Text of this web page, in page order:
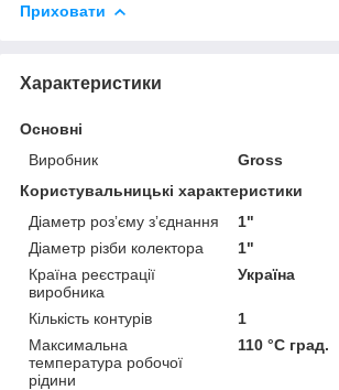
Приховати
Характеристики
Основні
Виробник
Gross
Користувальницькі характеристики
Діаметр розʼєму зʼєднання
1"
Діаметр різби колектора
1"
Країна реєстрації
виробника
Україна
Кількість контурів
1
Максимальна
температура робочої
рідини
110 °С град.